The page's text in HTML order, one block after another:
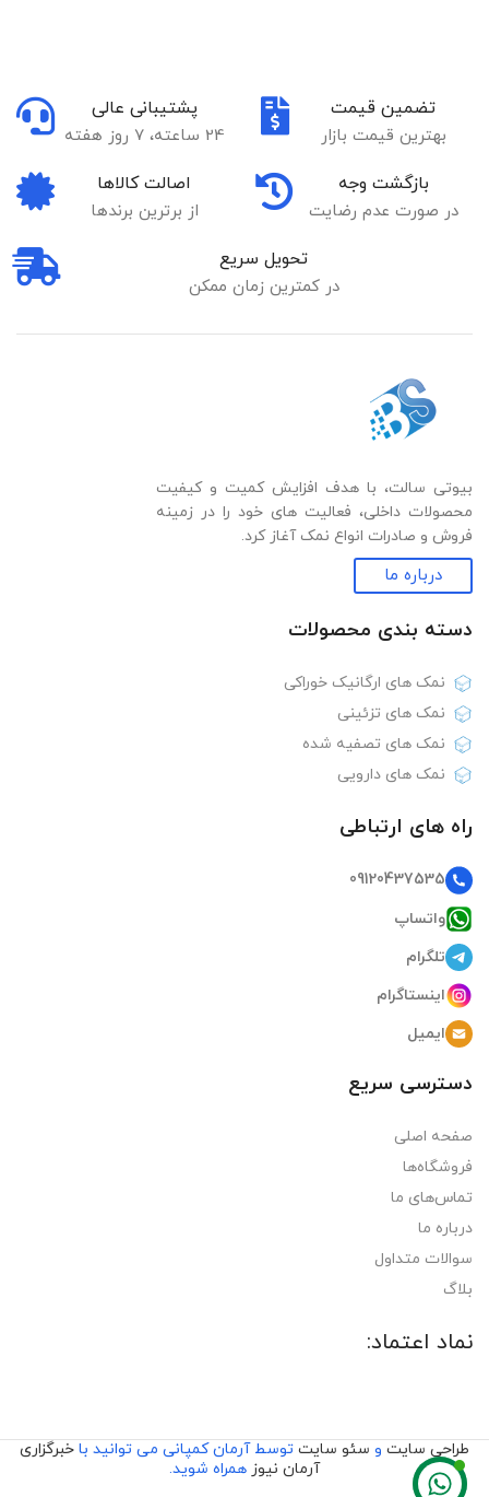
تضمین قیمت
بهترین قیمت بازار
پشتیبانی عالی
24 ساعته، 7 روز هفته
بازگشت وجه
در صورت عدم رضایت
اصالت کالاها
از برترین برندها
تحویل سریع
در کمترین زمان ممکن
بیوتی سالت، با هدف افزایش کمیت و کیفیت
محصولات داخلی، فعالیت های خود را در زمینه
فروش و صادرات انواع نمک آغاز کرد.
درباره ما
دسته بندی‌ محصولات
نمک های ارگانیک خوراکی
نمک های تزئینی
نمک های تصفیه شده
نمک های دارویی
راه های ارتباطی
09120437535
واتساپ
تلگرام
اینستاگرام
ایمیل
دسترسی سریع
صفحه اصلی
فروشگاه‌ها
تماس‌های ما
درباره ما
سوالات متداول
بلاگ
نماد اعتماد:
طراحی سایت و سئو سایت توسط آرمان کمپانی می توانید با خبرگزاری
آرمان نیوز همراه شوید.